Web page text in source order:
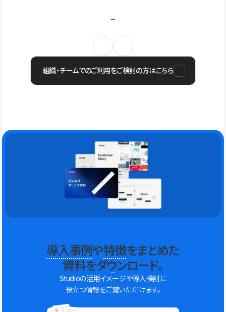
組織・チームでのご利用をご検討の方はこちら
導入事例や特徴をまとめた
資料をダウンロード。
Studioの活用イメージや導入検討に
役立つ情報をご覧いただけます。